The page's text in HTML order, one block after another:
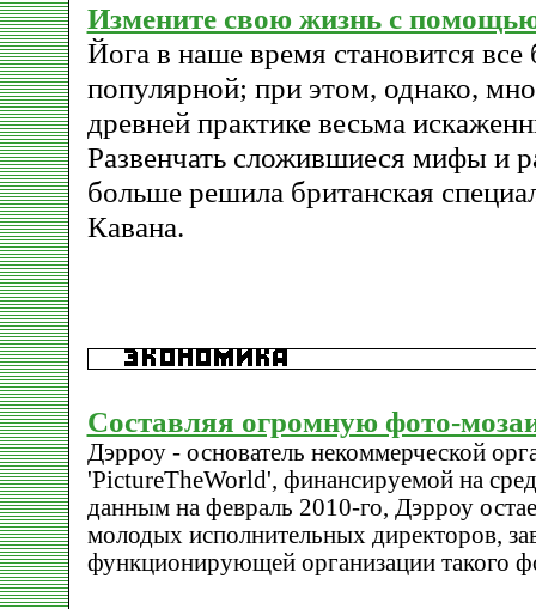
Измените свою жизнь с
Йога в наше время становится все
популярной; при этом, однако,
древней практике весьма
Развенчать сложившиеся мифы и
больше решила британская
Кавана.
Составляя огромную фото-
Дэрроу - основатель некоммерческой
'PictureTheWorld', финансируемой на
данным на февраль 2010-го, Дэрроу
молодых исполнительных директоров,
функционирующей организации такого